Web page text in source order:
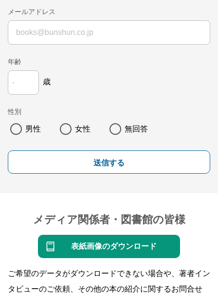
メールアドレス
年齢
歳
性別
男性 女性 無回答
送信する
メディア関係者・図書館の皆様
表紙画像のダウンロード
ご希望のデータがダウンロードできない場合や、著者イン
タビューのご依頼、その他の本の紹介に関するお問合せ